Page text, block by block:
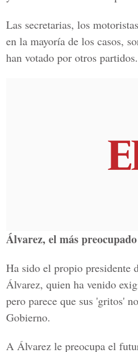
Las secretarias, los
en la mayoría de los casos,
han votado por otros partidos.
Álvarez, el más preocupado
Ha sido el propio presidente
Álvarez, quien ha venido
pero parece que sus 'gritos'
Gobierno.
A Álvarez le preocupa el